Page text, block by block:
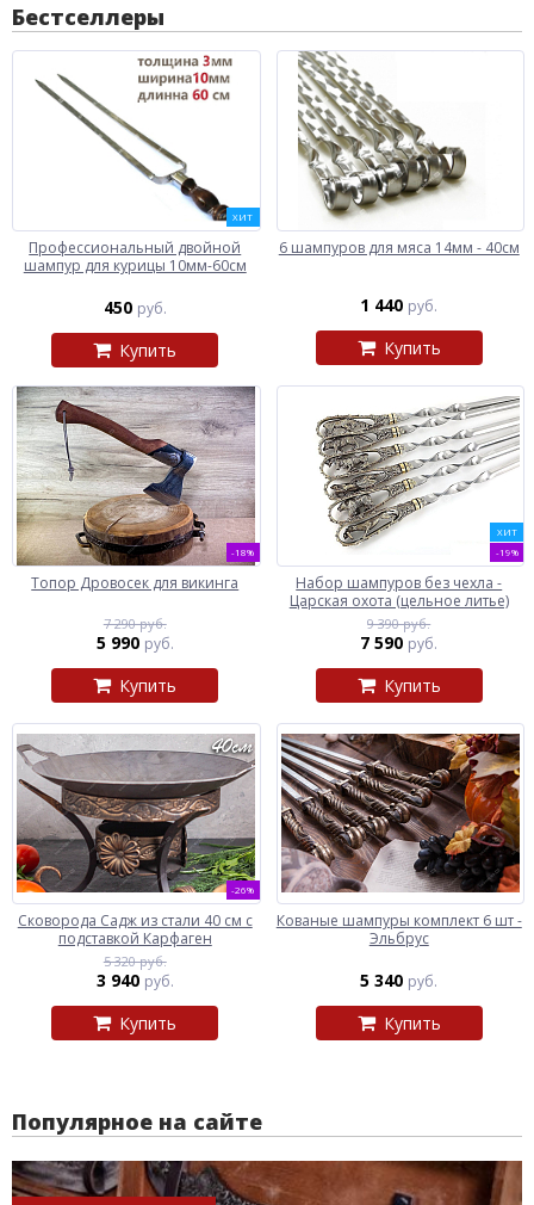
Бестселлеры
ХИТ
Профессиональный двойной
шампур для курицы 10мм-60см
450 руб.
Купить
6 шампуров для мяса 14мм - 40см
1 440 руб.
Купить
-18%
Топор Дровосек для викинга
7 290 руб.
5 990 руб.
Купить
ХИТ
-19%
Набор шампуров без чехла -
Царская охота (цельное литье)
9 390 руб.
7 590 руб.
Купить
-26%
Сковорода Садж из стали 40 см с
подставкой Карфаген
5 320 руб.
3 940 руб.
Купить
Кованые шампуры комплект 6 шт -
Эльбрус
5 340 руб.
Купить
Популярное на сайте